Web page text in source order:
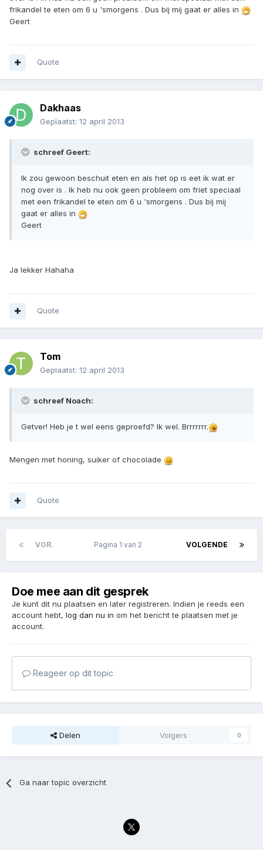
frikandel te eten om 6 u 'smorgens . Dus bij mij gaat er alles in
Geert
Quote
Dakhaas
Geplaatst: 12 april 2013
schreef Geert:
Ik zou gewoon beschuit eten en als het op is eet ik wat er
nog over is . Ik heb nu ook geen probleem om friet speciaal
met een frikandel te eten om 6 u 'smorgens . Dus bij mij
gaat er alles in
Geert
Ja lekker Hahaha
Quote
Tom
Geplaatst: 12 april 2013
schreef Noach:
Getver! Heb je t wel eens geproefd? Ik wel. Brrrrrrr.
Mengen met honing, suiker of chocolade
Quote
VOR. VOLGENDE
Pagina 1 van 2
Doe mee aan dit gesprek
Je kunt dit nu plaatsen en later registreren. Indien je reeds een
account hebt, log dan nu in om het bericht te plaatsen met je
account.
Reageer op dit topic
Delen Volgers 0
Ga naar topic overzicht